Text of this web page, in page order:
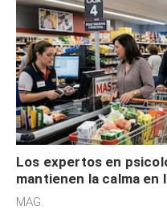
Los expertos en
mantienen la calma en
cognitiva, gratitud y
MAG.